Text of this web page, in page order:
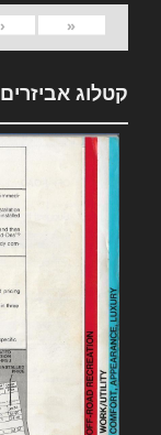
«
‹
קטלוג אביזרים 1979 Jeep